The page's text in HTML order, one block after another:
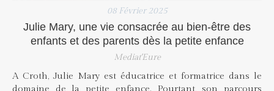
08 Février 2025
Julie Mary, une vie consacrée au bien-être des
enfants et des parents dès la petite enfance
Mediat'Eure
A Croth, Julie Mary est éducatrice et formatrice dans le
domaine de la petite enfance. Pourtant, son parcours